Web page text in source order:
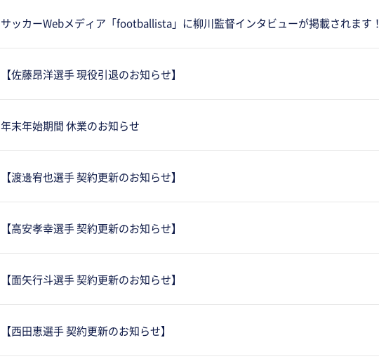
サッカーWebメディア「footballista」に柳川監督インタビューが掲載されます！
【佐藤昂洋選手 現役引退のお知らせ】
年末年始期間 休業のお知らせ
【渡邊宥也選手 契約更新のお知らせ】
【高安孝幸選手 契約更新のお知らせ】
【面矢行斗選手 契約更新のお知らせ】
【西田恵選手 契約更新のお知らせ】